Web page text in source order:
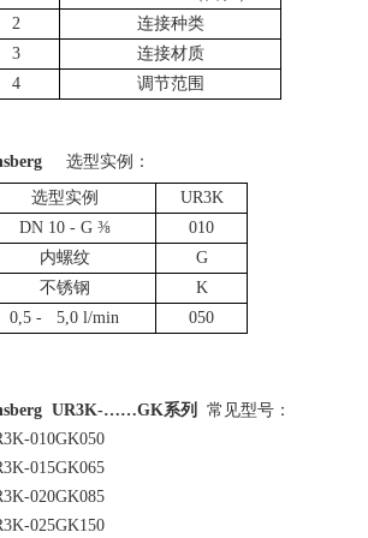
2
连接种类
3
连接材质
4
调节范围
选型实例 ：
选型实例
UR3K
DN 10 - G ⅜
010
内螺纹
G
不锈钢
K
0,5 - 5,0 l/min
050
UR3K-……GK系列 常见型号：
010GK050
015GK065
020GK085
025GK150